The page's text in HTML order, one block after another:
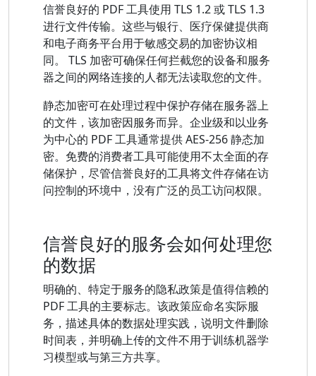
信誉良好的 PDF 工具使用 TLS 1.2 或 TLS 1.3
进行文件传输。这些与银行、医疗保健提供商
和电子商务平台用于敏感交易的加密协议相
同。 TLS 加密可确保任何拦截您的设备和服务
器之间的网络连接的人都无法读取您的文件。
静态加密可在处理过程中保护存储在服务器上
的文件，该加密因服务而异。企业级和以业务
为中心的 PDF 工具通常提供 AES-256 静态加
密。免费的消费者工具可能使用不太全面的存
储保护，尽管信誉良好的工具将文件存储在访
问控制的环境中，没有广泛的员工访问权限。
信誉良好的服务会如何处理您
的数据
明确的、特定于服务的隐私政策是值得信赖的
PDF 工具的主要标志。该政策应命名实际服
务，描述具体的数据处理实践，说明文件删除
时间表，并明确上传的文件不用于训练机器学
习模型或与第三方共享。